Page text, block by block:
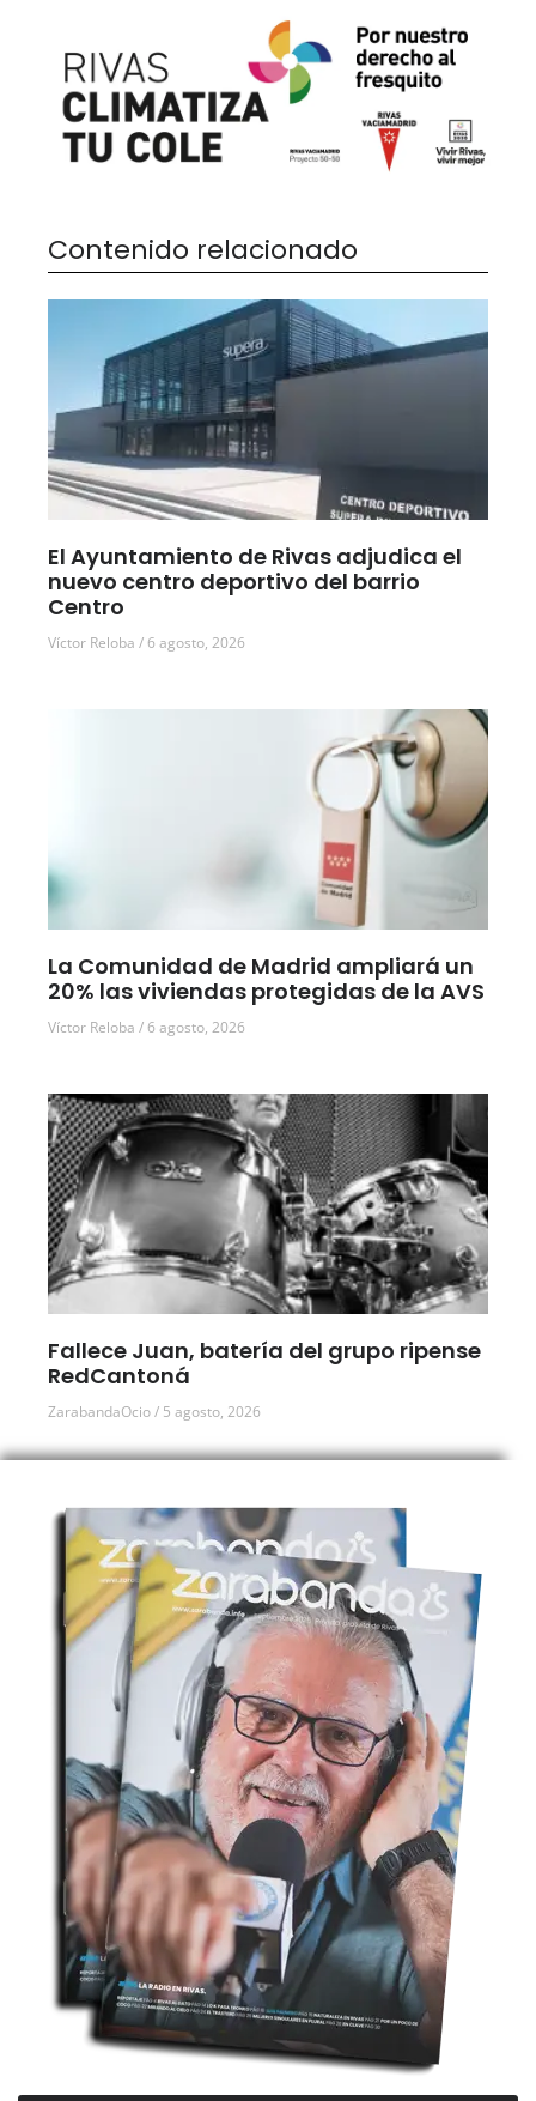
Contenido relacionado
El Ayuntamiento de Rivas adjudica el
nuevo centro deportivo del barrio
Centro
Víctor Reloba 6 agosto, 2026
La Comunidad de Madrid ampliará un
20% las viviendas protegidas de la AVS
Víctor Reloba 6 agosto, 2026
Fallece Juan, batería del grupo ripense
RedCantoná
ZarabandaOcio 5 agosto, 2026